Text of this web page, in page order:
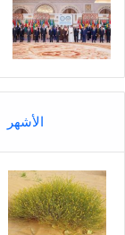
الأشهر